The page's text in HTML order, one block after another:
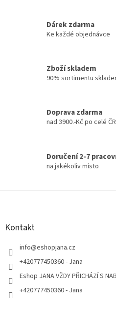
y
s
Dárek zdarma
Ke každé objednávce
Zboží skladem
90% sortimentu
Doprava zdarma
nad 3900.-Kč po celé ČR
Doručení 2-7
na jakékoliv místo
Z
Kontakt
info@eshopjana.cz
+420777450360 - Jana
Eshop JANA VŽDY PŘICHÁZÍ S
+420777450360 - Jana